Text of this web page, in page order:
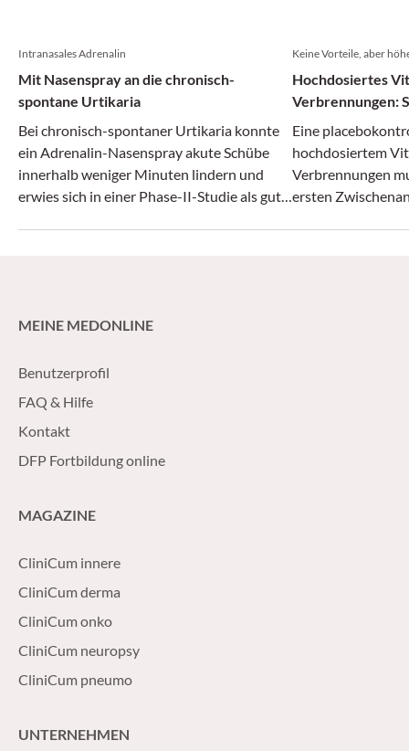
Intranasales Adrenalin
Mit Nasenspray an die chronisch-
spontane Urtikaria
Bei chronisch-spontaner Urtikaria konnte
ein Adrenalin-Nasenspray akute Schübe
innerhalb weniger Minuten lindern und
erwies sich in einer Phase-II-Studie als gut
Keine Vorteile, aber
Hochdosiertes
Verbrennungen:
Eine
hochdosiertem
Verbrennungen
ersten
MEINE MEDONLINE
Benutzerprofil
FAQ & Hilfe
Kontakt
DFP Fortbildung online
MAGAZINE
CliniCum innere
CliniCum derma
CliniCum onko
CliniCum neuropsy
CliniCum pneumo
UNTERNEHMEN